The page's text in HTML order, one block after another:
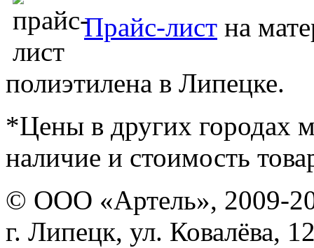
Прайс-лист на
полиэтилена в Липецке.
*Цены в других городах
наличие и стоимость
© ООО «Артель», 2009-
г. Липецк, ул. Ковалёва,